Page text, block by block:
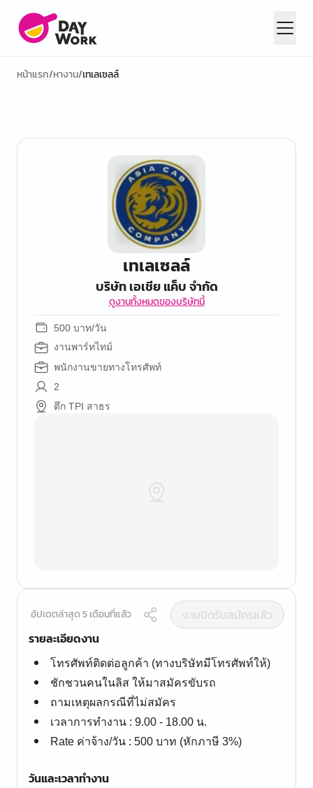
หน้าแรก/หางาน/เทเลเซลล์
เทเลเซลล์
บริษัท เอเชีย แค็บ จำกัด
ดูงานทั้งหมดของบริษัทนี้
500 บาท/วัน
งานพาร์ทไทม์
พนักงานขายทางโทรศัพท์
2
ตึก TPI สาธร
อัปเดตล่าสุด 5 เดือนที่แล้ว
งานปิดรับสมัครแล้ว
รายละเอียดงาน
โทรศัพท์ติดต่อลูกค้า (ทางบริษัทมีโทรศัพท์ให้)
ชักชวนคนในลิส ให้มาสมัครขับรถ
ถามเหตุผลกรณีที่ไม่สมัคร
เวลาการทำงาน : 9.00 - 18.00 น.
Rate ค่าจ้าง/วัน : 500 บาท (หักภาษี 3%)
วันและเวลาทำงาน